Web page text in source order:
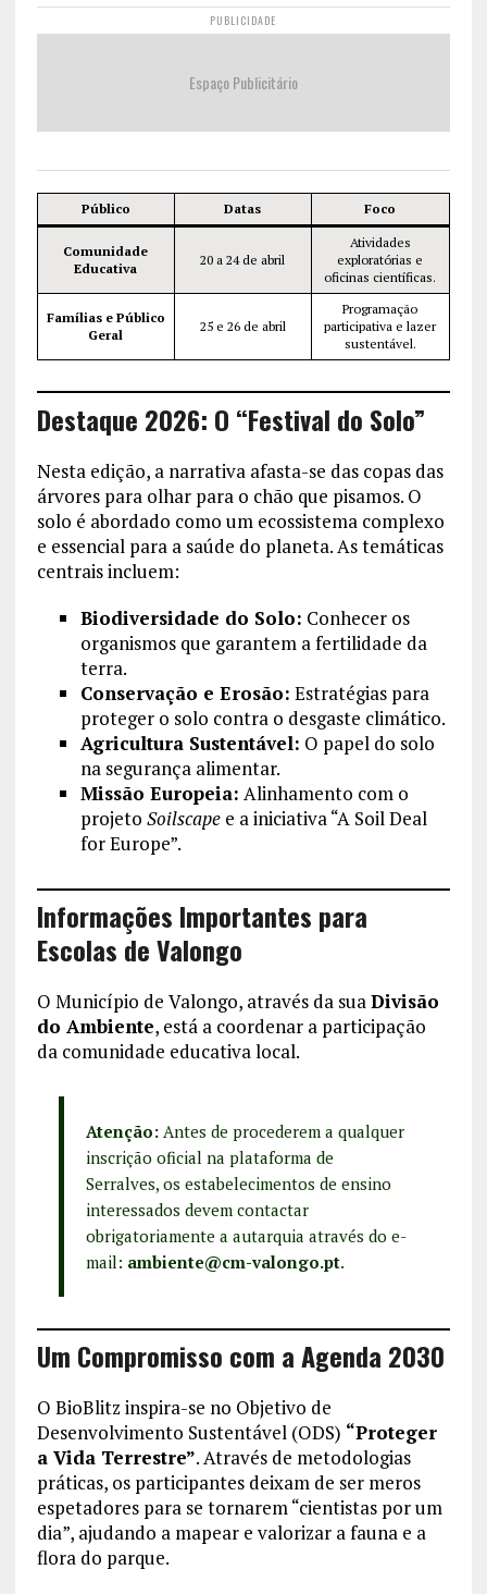
PUBLICIDADE
Espaço Publicitário
Público Datas Foco
Comunidade
Educativa
20 a 24 de abril
Atividades
exploratórias e
oficinas científicas.
Famílias e Público
Geral
25 e 26 de abril
Programação
participativa e lazer
sustentável.
Destaque 2026: O “Festival do Solo”
Nesta edição, a narrativa afasta-se das copas das
árvores para olhar para o chão que pisamos. O
solo é abordado como um ecossistema complexo
e essencial para a saúde do planeta. As temáticas
centrais incluem:
Biodiversidade do Solo: Conhecer os
organismos que garantem a fertilidade da
terra.
Conservação e Erosão: Estratégias para
proteger o solo contra o desgaste climático.
Agricultura Sustentável: O papel do solo
na segurança alimentar.
Missão Europeia: Alinhamento com o
projeto Soilscapee a iniciativa “A Soil Deal
for Europe”.
Informações Importantes para
Escolas de Valongo
O Município de Valongo, através da suaDivisão
do Ambiente, está a coordenar a participação
da comunidade educativa local.
Atenção:Antes de procederem a qualquer
inscrição oficial na plataforma de
Serralves, os estabelecimentos de ensino
interessados devem contactar
obrigatoriamente a autarquia através do e-
mail: ambiente@cm-valongo.pt.
Um Compromisso com a Agenda 2030
O BioBlitz inspira-se no Objetivo de
Desenvolvimento Sustentável (ODS) “Proteger
a Vida Terrestre”. Através de metodologias
práticas, os participantes deixam de ser meros
espetadores para se tornarem “cientistas por um
dia”, ajudando a mapear e valorizar a fauna e a
flora do parque.